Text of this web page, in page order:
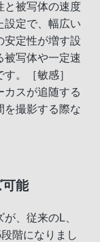
と被写体の速度
設定で、幅広い
安定性が増す設
被写体や一定速
。［敏感］
カスが追随する
を撮影する際な
可能
、従来のL、
階になりまし